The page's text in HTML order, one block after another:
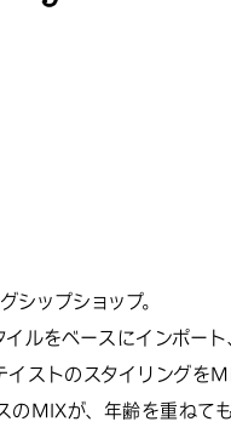
ップショップ。
イルをベースにインポート
イストのスタイリングを
のMIXが、年齢を重ねて